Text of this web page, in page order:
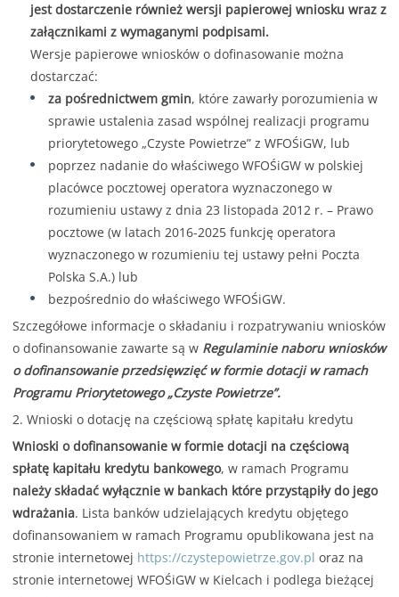
jest dostarczenie również wersji papierowej wniosku wraz z
załącznikami z wymaganymi podpisami.
Wersje papierowe wniosków o dofinasowanie można
dostarczać:
za pośrednictwem gmin, które zawarły porozumienia w
sprawie ustalenia zasad wspólnej realizacji programu
priorytetowego „Czyste Powietrze” z WFOŚiGW, lub
poprzez nadanie do właściwego WFOŚiGW w polskiej
placówce pocztowej operatora wyznaczonego w
rozumieniu ustawy z dnia 23 listopada 2012 r. – Prawo
pocztowe (w latach 2016-2025 funkcję operatora
wyznaczonego w rozumieniu tej ustawy pełni Poczta
Polska S.A.) lub
bezpośrednio do właściwego WFOŚiGW.
Szczegółowe informacje o składaniu i rozpatrywaniu wniosków
o dofinansowanie zawarte są w Regulaminie naboru wniosków
o dofinansowanie przedsięwzięć w formie dotacji w ramach
Programu Priorytetowego „Czyste Powietrze”.
2. Wnioski o dotację na częściową spłatę kapitału kredytu
Wnioski o dofinansowanie w formie dotacji na częściową
spłatę kapitału kredytu bankowego, w ramach Programu
należy składać wyłącznie w bankach które przystąpiły do jego
wdrażania. Lista banków udzielających kredytu objętego
dofinansowaniem w ramach Programu opublikowana jest na
stronie internetowej https://czystepowietrze.gov.pl oraz na
stronie internetowej WFOŚiGW w Kielcach i podlega bieżącej